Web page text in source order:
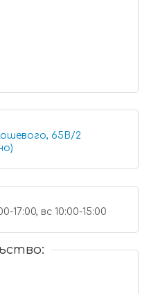
65В/2
17:00, вс 10:00-15:00